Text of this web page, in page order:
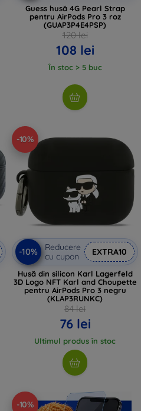
Guess husă 4G Pearl Strap
pentru AirPods Pro 3 roz
(GUAP3P4E4PSP)
120 lei
108 lei
În stoc > 5 buc
-10%
-10%
Reducere
cu cupon
EXTRA10
Husă din silicon Karl Lagerfeld
3D Logo NFT Karl and Choupette
pentru AirPods Pro 3 negru
(KLAP3RUNKC)
84 lei
76 lei
Ultimul produs în stoc
-10%